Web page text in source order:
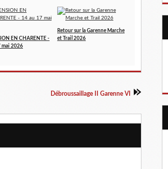
EN CHARENTE -
mai 2026
Retour sur la Garenne Marche
et Trail 2026
Débroussaillage II Garenne VI